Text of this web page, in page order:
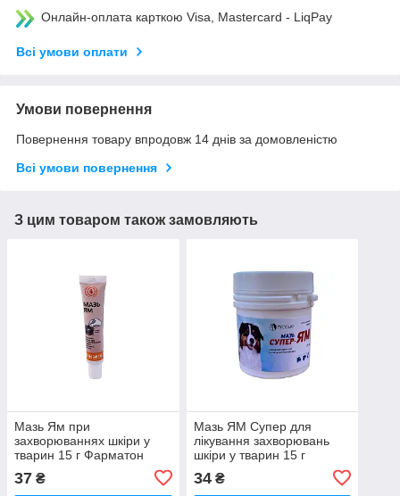
Онлайн-оплата карткою Visa, Mastercard - LiqPay
Всі умови оплати
Умови повернення
Повернення товару впродовж 14 днів за домовленістю
Всі умови повернення
З цим товаром також замовляють
Мазь Ям при
захворюваннях шкіри у
тварин 15 г Фарматон
37 ₴
Мазь ЯМ Супер для
лікування захворювань
шкіри у тварин 15 г
34₴